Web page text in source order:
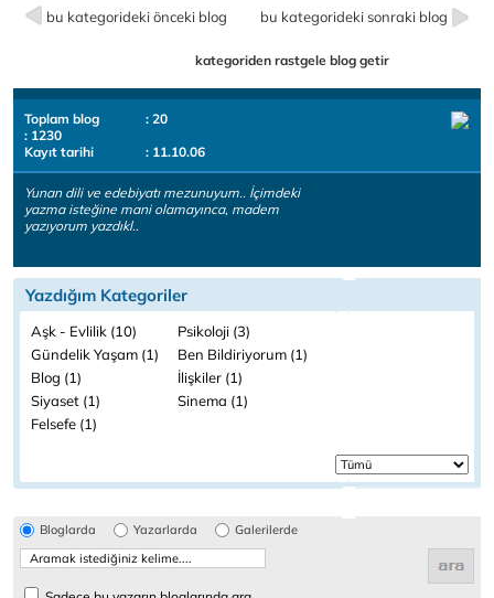
bu kategorideki önceki blog bu kategorideki sonraki blog
kategoriden rastgele blog getir
Toplam blog
: 20
: 1230
Kayıt tarihi
: 11.10.06
Yunan dili ve edebiyatı mezunuyum.. İçimdeki
yazma isteğine mani olamayınca, madem
yazıyorum yazdıkl..
Yazdığım Kategoriler
Aşk - Evlilik (10)
Psikoloji (3)
Gündelik Yaşam (1)
Ben Bildiriyorum (1)
Blog (1)
İlişkiler (1)
Siyaset (1)
Sinema (1)
Felsefe (1)
Bloglarda Yazarlarda Galerilerde